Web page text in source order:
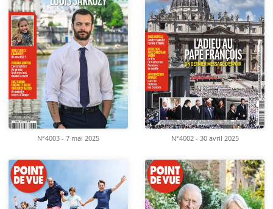
N°4003 - 7 mai 2025 N°4002 - 30 avril 2025